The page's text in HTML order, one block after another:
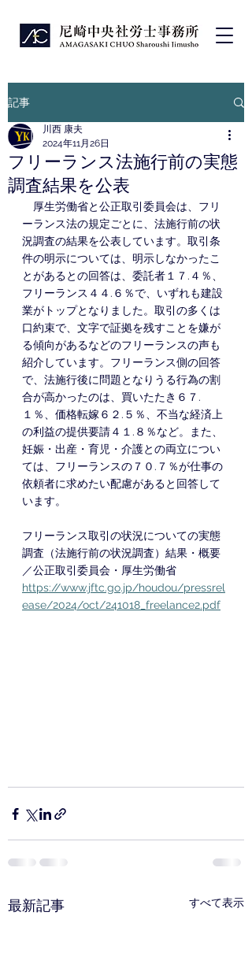
記事
フリーランス法施行前の実態
調査結果を公表
川西 康夫
2024年11月26日
厚生労働省と公正取引委員会は、フリ
ーランス法の規定ごとに、法施行前の状
況調査の結果を公表しています。取引条
件の明示については、明示しなかったこ
とがあるとの回答は、委託者１７.４％、
フリーランス４４.６％で、いずれも建設
業がトップとなりました。取引の多くは
口約束で、文字で証拠を残すことを嫌が
る傾向があるなどのフリーランスの声も
紹介しています。フリーランス側の回答
で、法施行後に問題となりうる行為の割
合が高かったのは、買いたたき６７.
１％、価格転嫁６２.５％、不当な経済上
の利益の提供要請４１.８％など。また、
妊娠・出産・育児・介護との両立につい
ては、フリーランスの７０.７％が仕事の
依頼者に求めたい配慮があると回答して
います。
フリーランス取引の状況についての実態
調査（法施行前の状況調査）結果・概要
／公正取引委員会・厚生労働省
https://www.jftc.go.jp/houdou/pressrel
ease/2024/oct/241018_freelance2.pdf
最新記事 すべて表示